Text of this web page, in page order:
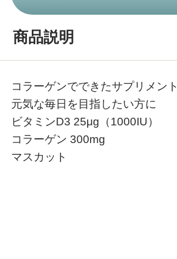
商品説明
コラーゲンでできたサプリメント
元気な毎日を目指したい方に
ビタミンD3 25μg（1000IU）
コラーゲン 300mg
マスカット